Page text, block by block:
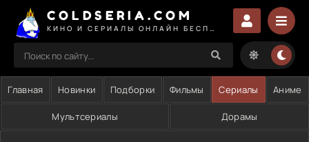
COLDSERIA.COM
Главная Новинки Подборки Фильмы Сериалы Аниме
Мультсериалы Дорамы